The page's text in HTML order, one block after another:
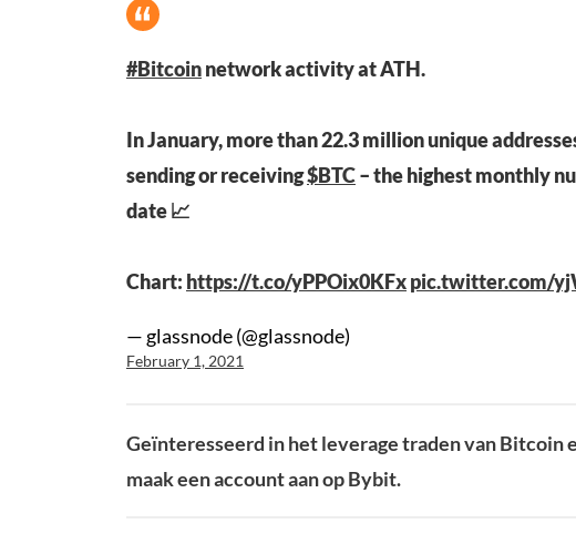
#Bitcoinnetwork activity at ATH.
In January, more than 22.3 million unique
sending or receiving$BTC– the highest monthly
date 📈
Chart: https://t.co/yPPOix0KFxpic.twitter.com/
— glassnode (@glassnode)
February 1, 2021
Geïnteresseerd in het leverage traden van Bitcoin
maak een account aan op Bybit.